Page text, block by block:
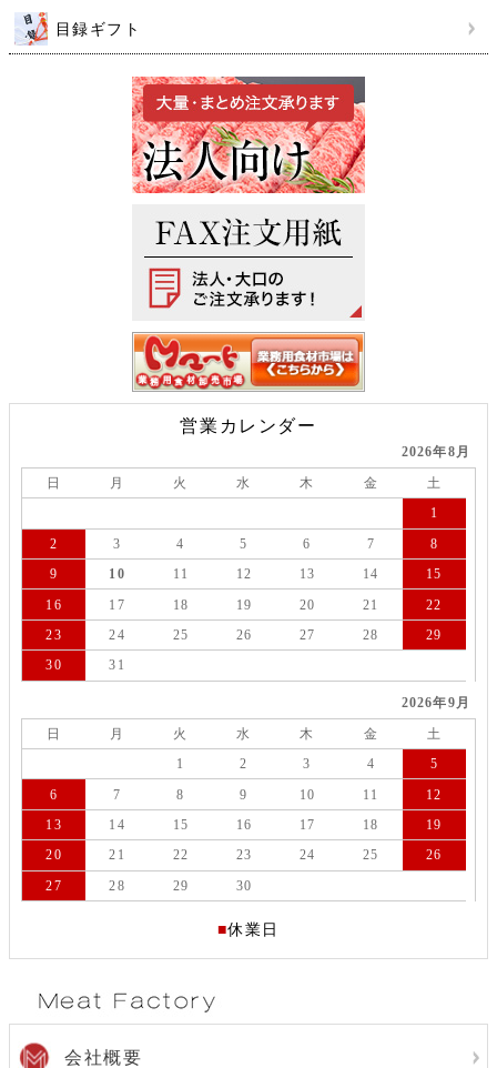
目録ギフト
営業カレンダー
2026年8月
日 月 火 水 木 金
土
1
2
3 4 5 6 7
8
9
10 11 12 13 14
15
16
17 18 19 20 21
22
23
24 25 26 27 28
29
30
31
2026年9月
日 月 火 水 木 金
土
1
2 3 4
5
6
7 8 9 10 11
12
13
14 15 16 17 18
19
20
21 22 23 24 25
26
27
28 29 30
■休業日
会社概要